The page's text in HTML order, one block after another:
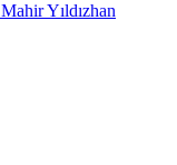
Mahir Yıldızhan